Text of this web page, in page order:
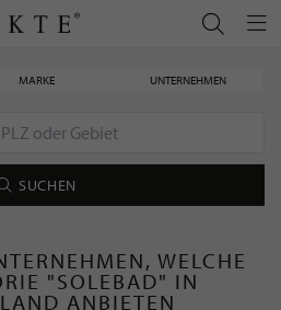
MARKE UNTERNEHMEN
SUCHEN
WELCHE
"SOLEBAD" IN
ANBIETEN